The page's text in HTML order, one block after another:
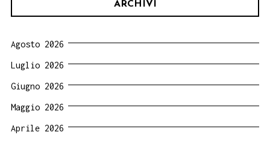
ARCHIVI
Agosto 2026
Luglio 2026
Giugno 2026
Maggio 2026
Aprile 2026